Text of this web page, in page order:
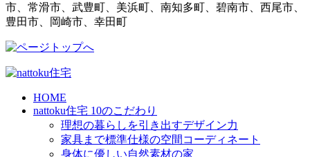
市、常滑市、武豊町、美浜町、南知多町、碧南市、西尾市、
豊田市、岡崎市、幸田町
HOME
nattoku住宅 10のこだわり
理想の暮らしを引き出すデザイン力
家具まで標準仕様の空間コーディネート
身体に優しい自然素材の家